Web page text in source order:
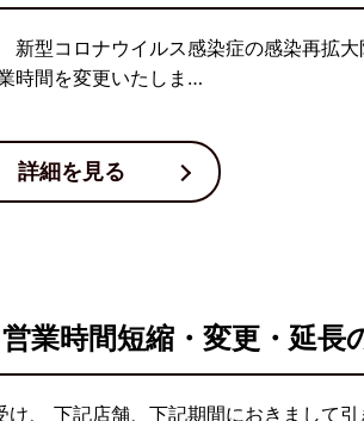
型コロナウイルス感染症の感染再拡
時間を変更いたしま…
詳細を見る
業時間短縮・変更・延長
、 下記店舗、下記期間におきまして